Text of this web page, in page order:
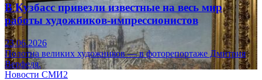
В Кузбасс привезли известные на весь мир
работы художников-импрессионистов
23.06.2026
Полотна великих художников — в фоторепортаже Дмитрия
Верфеля.
Новости СМИ2